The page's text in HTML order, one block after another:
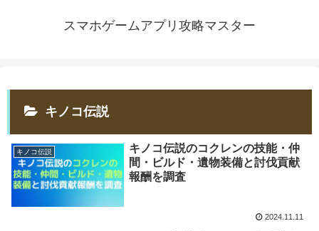
スマホゲームアプリ攻略マスター
キノコ伝説
キノコ伝説
キノコ伝説のコクレンの技能・仲
間・ビルド・遺物装備と討伐貢献
報酬を調査
2024.11.11